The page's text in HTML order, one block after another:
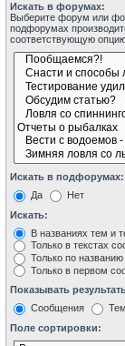
Искать в форумах:
Выберите форум или
подфорумах
соответствующую
Искать в подфорумах:
Да
Нет
Искать:
В названиях тем и
Только в текстах
Только по
Только в первом
Показывать
Сообщения
Поле сортировки: